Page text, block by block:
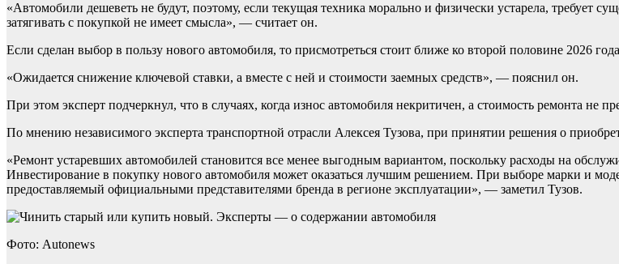
«Автомобили дешеветь не будут, поэтому, если текущая техника морально и физически устарела, требует
затягивать с покупкой не имеет смысла», — считает он.
Если сделан выбор в пользу нового автомобиля, то присмотреться стоит ближе ко второй половине 2026
«Ожидается снижение ключевой ставки, а вместе с ней и стоимости заемных средств», — пояснил он.
При этом эксперт подчеркнул, что в случаях, когда износ автомобиля некритичен, а стоимость ремонта не
По мнению независимого эксперта транспортной отрасли Алексея Тузова, при принятии решения о
«Ремонт устаревших автомобилей становится все менее выгодным вариантом, поскольку расходы на
Инвестирование в покупку нового автомобиля может оказаться лучшим решением. При выборе марки и
предоставляемый официальными представителями бренда в регионе эксплуатации», — заметил Тузов.
Фото: Autonews